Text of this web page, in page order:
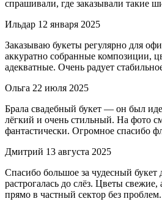
спрашивали, где заказывали такие
Ильдар 12 января 2025
Заказываю букеты регулярно для
аккуратно собранные композиции,
адекватные. Очень радует
Ольга 22 июля 2025
Брала свадебный букет — он был
лёгкий и очень стильный. На фото
фантастически. Огромное спасибо
Дмитрий 13 августа 2025
Спасибо большое за чудесный
растрогалась до слёз. Цветы
прямо в частный сектор без проблем.